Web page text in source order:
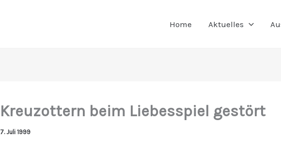
Home Aktuelles
Kreuzottern beim Liebesspiel gestört
7. Juli 1999